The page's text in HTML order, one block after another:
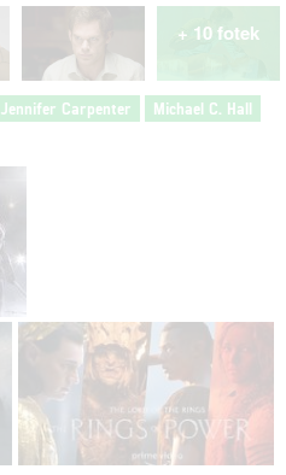
+ 10 fotek
Jennifer Carpenter
Michael C. Hall